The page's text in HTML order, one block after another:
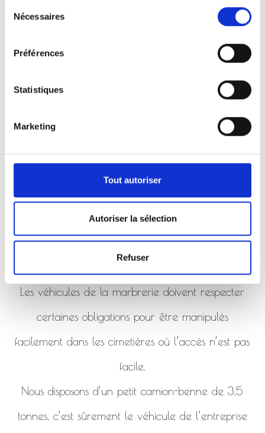
Nécessaires
Préférences
Statistiques
Marketing
Tout autoriser
Autoriser la sélection
Refuser
Pour répondre aux demandes de notre clientèle,
véhicules.
Que ça soit pour l’activité de pompes funèbres ou
Les véhicules de la marbrerie doivent respecter
certaines obligations pour être manipulés
facilement dans les cimetières où l’accés n’est pas
facile.
Nous disposons d’un petit camion-benne de 3,5
tonnes, c’est sûrement le véhicule de l’entreprise